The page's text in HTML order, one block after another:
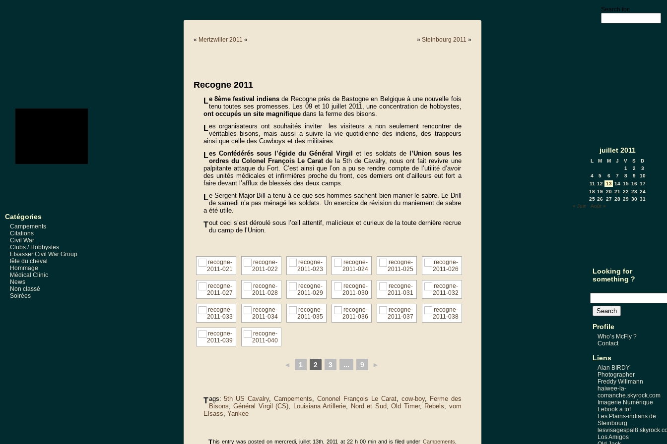
Search for:
juillet 2011
L M M J V S
D
1
2
3
4
5 6 7 8 9
10
11 12 13 14 15 16 17
18 19 20 21 22 23 24
25 26 27 28 29 30 31
« Juin
Août »
Catégories
Campements
Citations
Civil War
Clubs / Hobbystes
Elsasser Civil War Group
fête du cheval
Hommage
Médical Clinic
News
Non classé
Soirées
« Mertzwiller 2011 « » Steinbourg 2011 »
Recogne 2011
Le 8ème festival indiens de Recogne près de Bastogne en Belgique à une nouvelle fois
tenu toutes ses promesses. Les 09 et 10 juillet 2011, une concentration de hobbystes,
ont occupés un site magnifiquedans la ferme des bisons.
Les organisateurs ont souhaités inviter les visiteurs a non seulement rencontrer de
véritables bisons, mais aussi a suivre la vie quotidienne des indiens, des trappeurs
ainsi que celle des Cowboys et des militaires.
Les Confédérés sous l’égide du Général Virgil et les soldats de
l’Union sous les
ordres du Colonel François Le Caratde la 5th de Cavalry, nous ont fait revivre une
palpitante attaque du Fort. C’est ainsi que l’on a pu se rendre compte de l’utilité d’avoir
des unités médicales et infirmières proche du front, ces derniers ont d’ailleurs eut fort a
faire devant l’afflux de blessés des deux camps.
Le Sergent Major Bill a tenu à ce que ses hommes sachent bien manier le sabre. Le Drill
de samedi n’a pas ménagé les soldats. Un exercice de révision du maniement de sabre
a été utile.
Tout ceci s’est déroulé sous l’œil attentif, malicieux et curieux de la toute dernière recrue
du camp de l’Union.
◄ 1 2 3 ... 9 ►
Tags:5th US Cavalry,Campements,Cononel François Le Carat, cow-boy, Ferme des
Bisons, Général Virgil (CS), Louisiana Artillerie, Nord et Sud, Old Timer, Rebels, vom
Elsass, Yankee
This entry was posted on mercredi, juillet 13th, 2011 at 22 h 00 min and is filed under Campements
Looking for
something ?
Profile
Who’s McFly ?
Contact
Liens
Alan BIRDY
Photographer
Freddy Willmann
haiwee-la-
comanche.skyrock.com
Imagerie Numérique
Lebook a tof
Les Plains-indians de
Steinbourg
Los Amigos